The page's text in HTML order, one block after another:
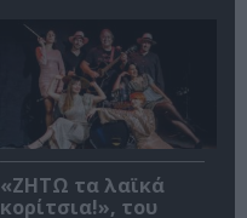
«ΖΗΤΩ τα λαϊκά
κορίτσια!», του